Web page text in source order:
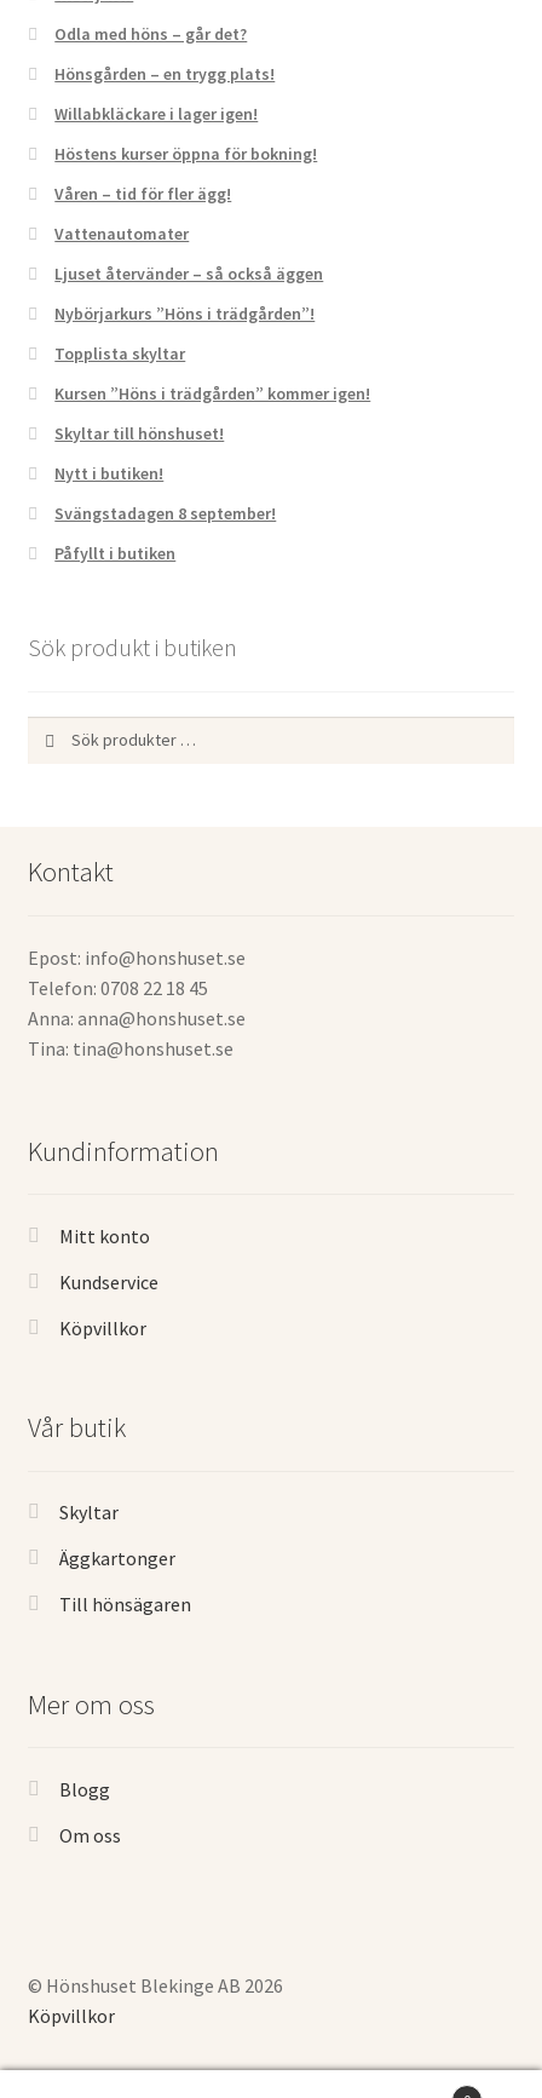
Odla med höns – går det?
Hönsgården – en trygg plats!
Willabkläckare i lager igen!
Höstens kurser öppna för bokning!
Våren – tid för fler ägg!
Vattenautomater
Ljuset återvänder – så också äggen
Nybörjarkurs ”Höns i trädgården”!
Topplista skyltar
Kursen ”Höns i trädgården” kommer igen!
Skyltar till hönshuset!
Nytt i butiken!
Svängstadagen 8 september!
Påfyllt i butiken
Sök produkt i butiken
Kontakt
Epost: info@honshuset.se
Telefon: 0708 22 18 45
Anna: anna@honshuset.se
Tina: tina@honshuset.se
Kundinformation
Mitt konto
Kundservice
Köpvillkor
Vår butik
Skyltar
Äggkartonger
Till hönsägaren
Mer om oss
Blogg
Om oss
© Hönshuset Blekinge AB 2026
Köpvillkor